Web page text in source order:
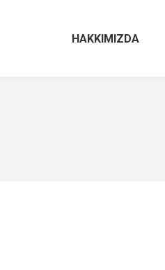
HAKKIMIZDA